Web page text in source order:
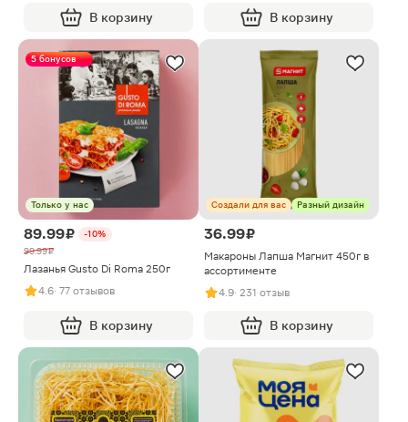
В корзину В корзину
5 бонусов
Только у нас
89.99 ₽
-10%
99.99 ₽
Лазанья Gusto Di Roma 250г
4.6· 77 отзывов
В корзину
Создали для вас Разный дизайн
36.99 ₽
Макароны Лапша Магнит 450г в
ассортименте
4.9· 231 отзыв
В корзину